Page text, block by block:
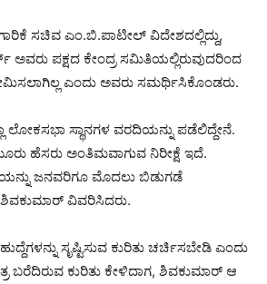
ಸಚಿವ ಎಂ.ಬಿ.ಪಾಟೀಲ್ ವಿದೇಶದಲ್ಲಿದ್ದು,
ಅವರು ಪಕ್ಷದ ಕೇಂದ್ರ ಸಮಿತಿಯಲ್ಲಿರುವುದರಿಂದ
ಎಂದು ಅವರು ಸಮರ್ಥಿಸಿಕೊಂಡರು.
ಲೋಕಸಭಾ ಸ್ಥಾನಗಳ ವರದಿಯನ್ನು ಪಡೆಲಿದ್ದೇನೆ.
ಮೂರು ಹೆಸರು ಅಂತಿಮವಾಗುವ ನಿರೀಕ್ಷೆ ಇದೆ.
ಜನವರಿಗೂ ಮೊದಲು ಬಿಡುಗಡೆ
ಶಿವಕುಮಾರ್ ವಿವರಿಸಿದರು.
ಸೃಷ್ಟಿಸುವ ಕುರಿತು ಚರ್ಚಿಸಬೇಡಿ ಎಂದು
ಬರೆದಿರುವ ಕುರಿತು ಕೇಳಿದಾಗ, ಶಿವಕುಮಾರ್ ಆ